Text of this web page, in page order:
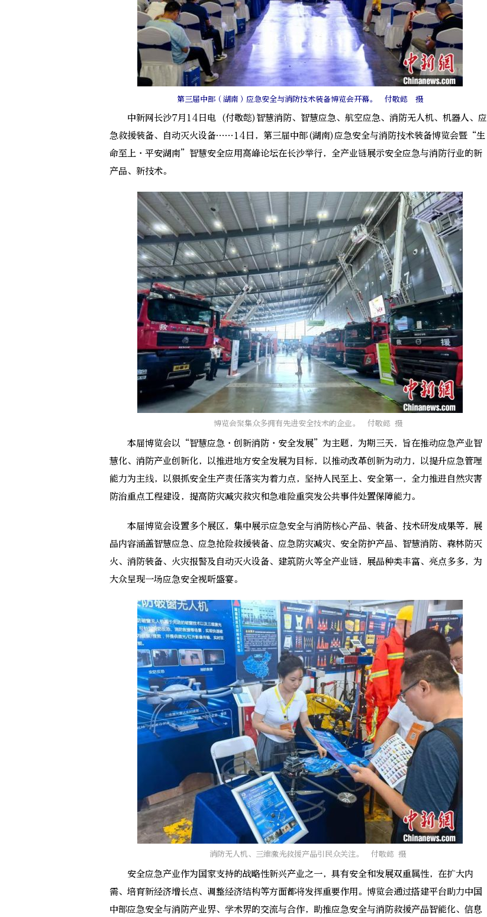
第三届中部（湖南）应急安全与消防技术装备博览会开幕。 付敬懿 摄
中新网长沙7月14日电 (付敬懿)智慧消防、智慧应急、航空应急、消防无人机、机器人、应
急救援装备、自动灭火设备……14日，第三届中部(湖南)应急安全与消防技术装备博览会暨“生
命至上·平安湖南”智慧安全应用高峰论坛在长沙举行，全产业链展示安全应急与消防行业的新
产品、新技术。
博览会聚集众多拥有先进安全技术的企业。 付敬懿 摄
本届博览会以“智慧应急·创新消防·安全发展”为主题，为期三天，旨在推动应急产业智
慧化、消防产业创新化，以推进地方安全发展为目标，以推动改革创新为动力，以提升应急管理
能力为主线，以狠抓安全生产责任落实为着力点，坚持人民至上、安全第一，全力推进自然灾害
防治重点工程建设，提高防灾减灾救灾和急难险重突发公共事件处置保障能力。
本届博览会设置多个展区，集中展示应急安全与消防核心产品、装备、技术研发成果等，展
品内容涵盖智慧应急、应急抢险救援装备、应急防灾减灾、安全防护产品、智慧消防、森林防灭
火、消防装备、火灾报警及自动灭火设备、建筑防火等全产业链，展品种类丰富、亮点多多，为
大众呈现一场应急安全视听盛宴。
消防无人机、三维激光救援产品引民众关注。 付敬懿 摄
安全应急产业作为国家支持的战略性新兴产业之一，具有安全和发展双重属性，在扩大内
需、培育新经济增长点、调整经济结构等方面都将发挥重要作用。博览会通过搭建平台助力中国
中部应急安全与消防产业界、学术界的交流与合作，助推应急安全与消防救援产品智能化、信息